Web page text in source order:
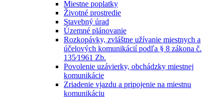
Miestne poplatky
Životné prostredie
Stavebný úrad
Územné plánovanie
Rozkopávky, zvláštne užívanie miestnych a
účelových komunikácií podľa § 8 zákona č.
135⁄1961 Zb.
Povolenie uzávierky, obchádzky miestnej
komunikácie
Zriadenie vjazdu a pripojenie na miestnu
komunikáciu